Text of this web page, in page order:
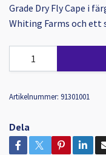
Grade Dry Fly Cape i
Whiting Farms och
Artikelnummer: 91301001
Dela